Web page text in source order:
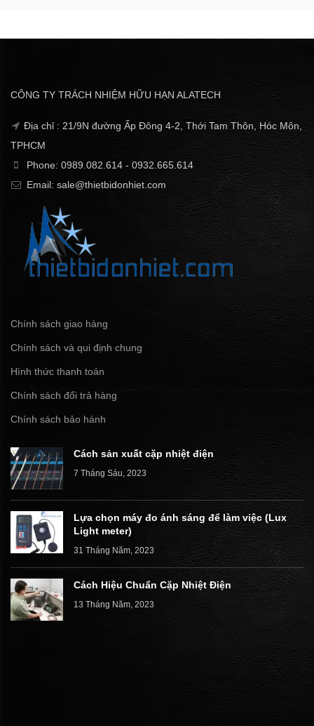
CÔNG TY TRÁCH NHIỆM HỮU HẠN ALATECH
Địa chỉ : 21/9N đường Ấp Đông 4-2, Thới Tam Thôn, Hóc Môn,
TPHCM
Phone: 0989.082.614 - 0932.665.614
Email: sale@thietbidonhiet.com
Chính sách giao hàng
Chính sách và qui định chung
Hình thức thanh toán
Chính sách đổi trả hàng
Chính sách bảo hành
Cách sản xuất cặp nhiệt điện
7 Tháng Sáu, 2023
Lựa chọn máy đo ánh sáng để làm việc (Lux
Light meter)
31 Tháng Năm, 2023
Cách Hiệu Chuẩn Cặp Nhiệt Điện
13 Tháng Năm, 2023